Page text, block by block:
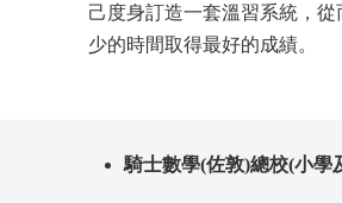
己度身訂造一套溫習系統，從
少的時間取得最好的成績。
騎士數學(佐敦)總校(小學